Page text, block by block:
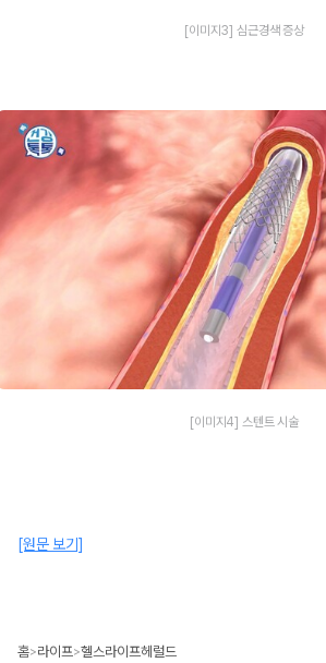
[이미지3] 심근경색 증상
[이미지4] 스텐트 시술
[원문 보기]
홈>라이프>헬스라이프헤럴드